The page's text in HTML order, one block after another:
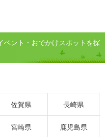
ベント・おでかけスポットを探
佐賀県 長崎県
宮崎県 鹿児島県